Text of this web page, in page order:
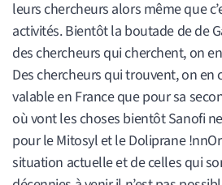
leurs chercheurs alors même que
activités. Bientôt la boutade de de
des chercheurs qui cherchent, on
Des chercheurs qui trouvent, on en
valable en France que pour sa
où vont les choses bientôt Sanofi
pour le Mitosyl et le Doliprane
situation actuelle et de celles qui